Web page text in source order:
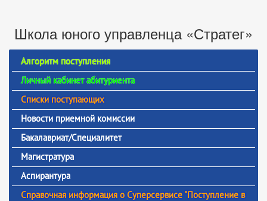
Школа юного управленца «Стратег»
Алгоритм поступления
Личный кабинет абитуриента
Списки поступающих
Новости приемной комиссии
Бакалавриат/Специалитет
Магистратура
Аспирантура
Справочная информация о Суперсервисе "Поступление в